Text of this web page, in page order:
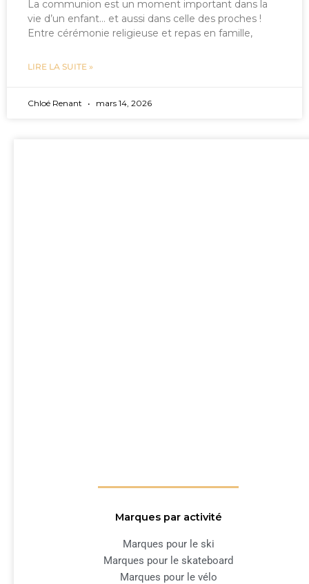
La communion est un moment important dans la
vie d’un enfant… et aussi dans celle des proches !
Entre cérémonie religieuse et repas en famille,
LIRE LA SUITE »
Chloé Renant mars 14, 2026
Marques par activité
Marques pour le ski
Marques pour le skateboard
Marques pour le vélo